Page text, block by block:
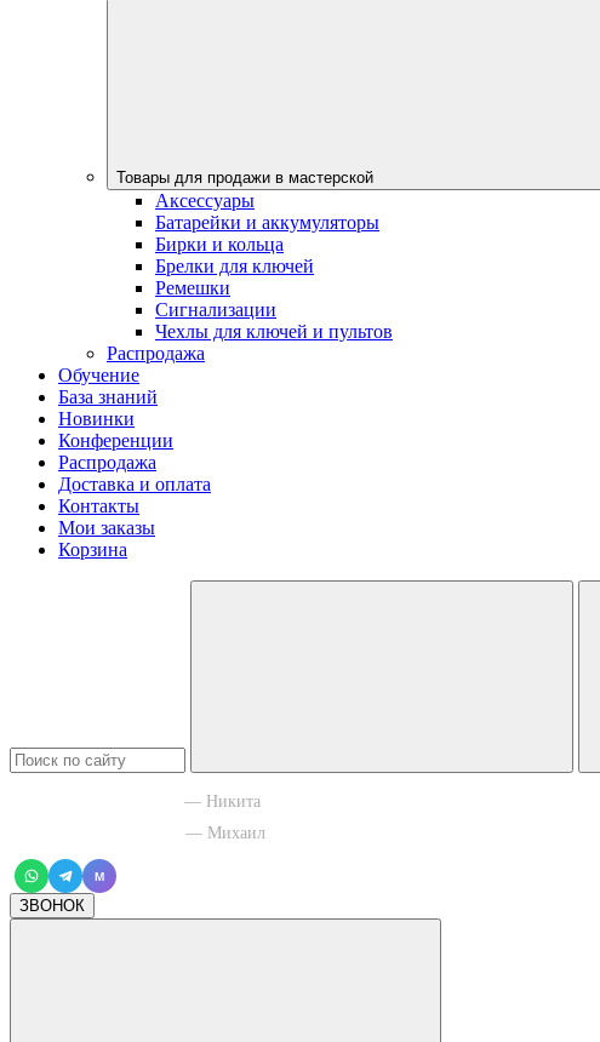
Товары для продажи в мастерской
Аксессуары
Батарейки и аккумуляторы
Бирки и кольца
Брелки для ключей
Ремешки
Сигнализации
Чехлы для ключей и пультов
Распродажа
Обучение
База знаний
Новинки
Конференции
Распродажа
Доставка и оплата
Контакты
Мои заказы
Корзина
— Никита
— Михаил
M
ЗВОНОК